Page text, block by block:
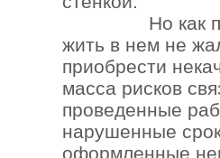
Но как
жить в нем не
приобрести
масса рисков
проведенные
нарушенные
оформленные